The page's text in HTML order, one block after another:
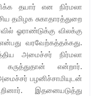
தயார் என நிர்மலா
தமிழக சுகாதாரத்துறை
ஓராண்டுக்கு விலக்கு
வரவேற்கத்தக்கது.
அமைச்சர் நிர்மலா
என்றார்.
பழனிச்சாமியுடன்
இதனையடுத்து